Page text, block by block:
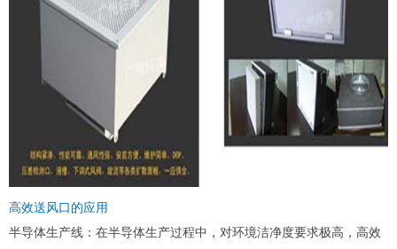
高效送风口的应用
半导体生产线：在半导体生产过程中，对环境洁净度要求极高，高效